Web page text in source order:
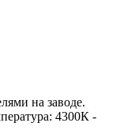
на заводе.
4300К -